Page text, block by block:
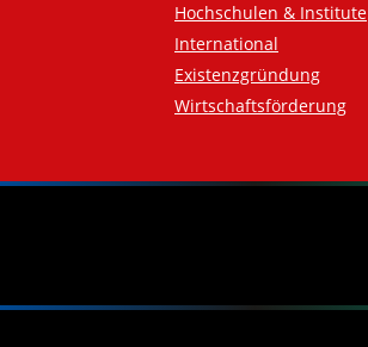
Hochschulen & Institute
International
Existenzgründung
Wirtschaftsförderung